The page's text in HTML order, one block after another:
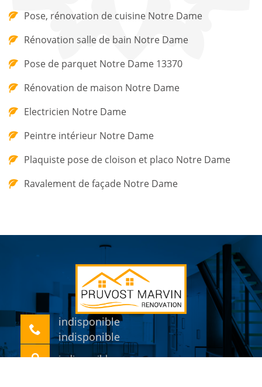
Pose, rénovation de cuisine Notre Dame
Rénovation salle de bain Notre Dame
Pose de parquet Notre Dame 13370
Rénovation de maison Notre Dame
Electricien Notre Dame
Peintre intérieur Notre Dame
Plaquiste pose de cloison et placo Notre Dame
Ravalement de façade Notre Dame
indisponible
indisponible
indisponible